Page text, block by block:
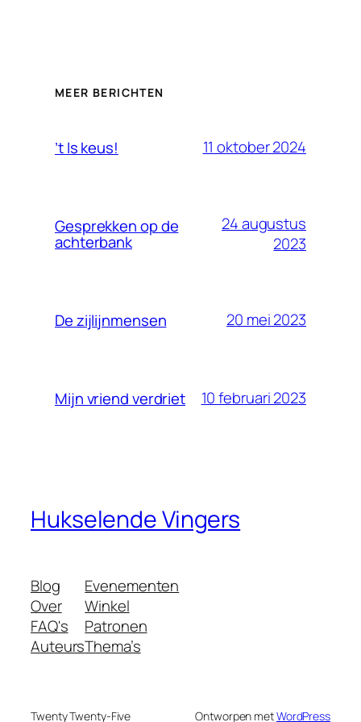
MEER BERICHTEN
’t Is keus! 11 oktober 2024
Gesprekken op de
achterbank
24 augustus
2023
De zijlijnmensen 20 mei 2023
Mijn vriend verdriet 10 februari 2023
Hukselende Vingers
Blog
Over
FAQ's
Auteurs
Evenementen
Winkel
Patronen
Thema’s
Twenty Twenty-Five Ontworpen metWordPress